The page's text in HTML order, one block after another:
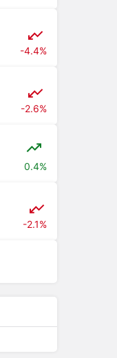
-4.4%
-2.6%
0.4%
-2.1%